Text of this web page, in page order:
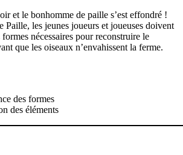
et le bonhomme de paille s’est effondré !
Paille, les jeunes joueurs et joueuses doivent
nécessaires pour reconstruire le
que les oiseaux n’envahissent la ferme.
des formes
des éléments